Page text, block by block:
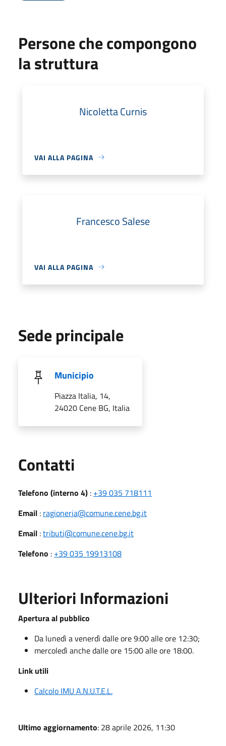
Persone che compongono
la struttura
Nicoletta Curnis
VAI ALLA PAGINA
Francesco Salese
VAI ALLA PAGINA
Sede principale
Municipio
Piazza Italia, 14,
24020 Cene BG, Italia
Contatti
Telefono (interno 4) : +39 035 718111
Email : ragioneria@comune.cene.bg.it
Email :tributi@comune.cene.bg.it
Telefono : +39 035 19913108
Ulteriori Informazioni
Apertura al pubblico
Da lunedì a venerdì dalle ore 9:00 alle ore 12:30;
mercoledì anche dalle ore 15:00 alle ore 18:00.
Link utili
Calcolo IMU A.N.U.T.E.L.
Ultimo aggiornamento: 28 aprile 2026, 11:30